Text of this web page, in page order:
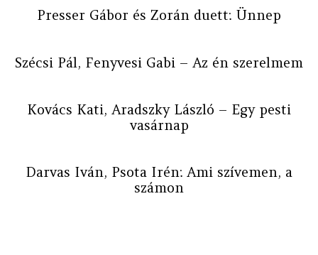
Presser Gábor és Zorán duett: Ünnep
Szécsi Pál, Fenyvesi Gabi – Az én szerelmem
Kovács Kati, Aradszky László – Egy pesti
vasárnap
Darvas Iván, Psota Irén: Ami szívemen, a
számon